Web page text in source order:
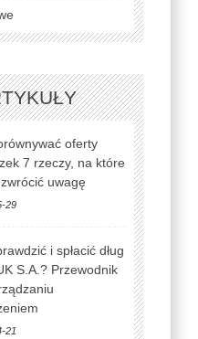
oferty
7 rzeczy, na które
uwagę
29
i spłacić dług
S.A.? Przewodnik
21